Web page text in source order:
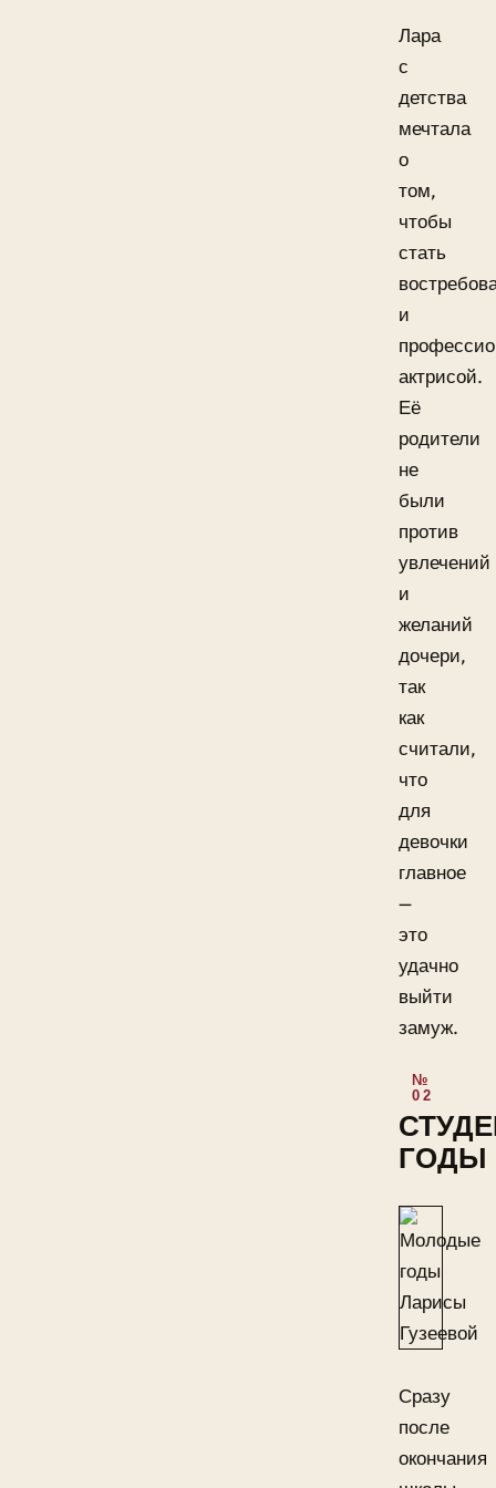
Лара
с
детства
мечтала
о
том,
чтобы
стать
и
актрисой.
Её
родители
не
были
против
увлечений
и
желаний
дочери,
так
как
считали,
что
для
девочки
главное
—
это
удачно
выйти
замуж.
ГОДЫ
Сразу
после
окончания